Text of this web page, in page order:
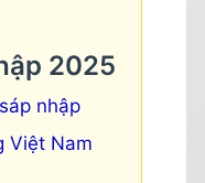
2025
nhập
Việt Nam